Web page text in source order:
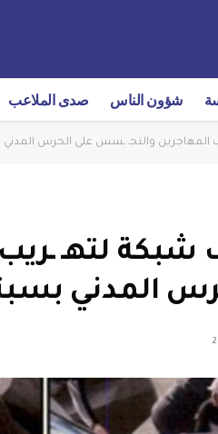
شؤون الناس صدى الملاعب
المهاجرين والتجـ ـسس على الحرس المدني
لتهـ ـريب
المدني